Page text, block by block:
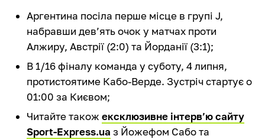
Аргентина посіла перше місце в групі J,
набравши дев’ять очок у матчах проти
Алжиру, Австрії (2:0) та Йорданії (3:1);
В 1/16 фіналу команда у суботу, 4 липня,
протистоятиме Кабо-Верде. Зустріч стартує о
01:00 за Києвом;
Читайте також ексклюзивне інтерв’ю сайту
Sport-Express.ua з Йожефом Сабо та